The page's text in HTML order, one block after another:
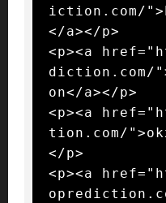
iction.com/
</a></p>
<p><a
on</a></p>
<p><a
tion.com/
</p>
<p><a